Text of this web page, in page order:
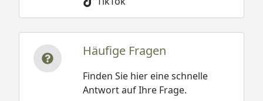
Häufige Fragen
Finden Sie hier eine schnelle
Antwort auf Ihre Frage.